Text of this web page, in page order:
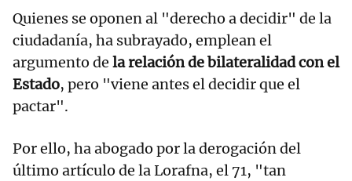
Quienes se oponen al "derecho a decidir" de la
ciudadanía, ha subrayado, emplean el
argumento de la relación de bilateralidad con el
Estado, pero "viene antes el decidir que el
pactar".
Por ello, ha abogado por la derogación del
último artículo de la Lorafna, el 71, "tan